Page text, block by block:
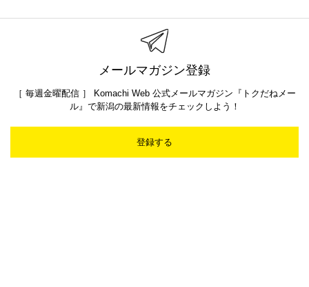
メールマガジン登録
［ 毎週金曜配信 ］ Komachi Web 公式メールマガジン『トクだねメー
ル』で新潟の最新情報をチェックしよう！
登録する